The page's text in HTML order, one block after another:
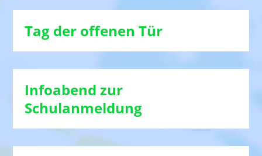
Tag der offenen Tür
Infoabend zur
Schulanmeldung